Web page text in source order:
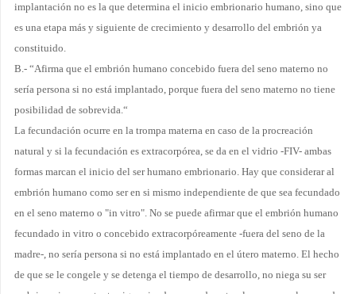
implantación no es la que determina el inicio embrionario humano, sino que
es una etapa más y siguiente de crecimiento y desarrollo del embrión ya
constituido.
B.- “Afirma que el embrión humano concebido fuera del seno materno no
sería persona si no está implantado, porque fuera del seno materno no tiene
posibilidad de sobrevida.“
La fecundación ocurre en la trompa materna en caso de la procreación
natural y si la fecundación es extracorpórea, se da en el vidrio -FIV- ambas
formas marcan el inicio del ser humano embrionario. Hay que considerar al
embrión humano como ser en si mismo independiente de que sea fecundado
en el seno materno o "in vitro". No se puede afirmar que el embrión humano
fecundado in vitro o concebido extracorpóreamente -fuera del seno de la
madre-, no sería persona si no está implantado en el útero materno. El hecho
de que se le congele y se detenga el tiempo de desarrollo, no niega su ser